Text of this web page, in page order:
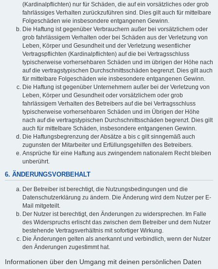
(Kardinalpflichten) nur für Schäden, die auf ein vorsätzliches oder grob
fahrlässiges Verhalten zurückzuführen sind. Dies gilt auch für mittelbare
Folgeschäden wie insbesondere entgangenen Gewinn.
Die Haftung ist gegenüber Verbrauchern außer bei vorsätzlichem oder
grob fahrlässigem Verhalten oder bei Schäden aus der Verletzung von
Leben, Körper und Gesundheit und der Verletzung wesentlicher
Vertragspflichten (Kardinalpflichten) auf die bei Vertragsschluss
typischerweise vorhersehbaren Schäden und im übrigen der Höhe nach
auf die vertragstypischen Durchschnittsschäden begrenzt. Dies gilt auch
für mittelbare Folgeschäden wie insbesondere entgangenen Gewinn.
Die Haftung ist gegenüber Unternehmern außer bei der Verletzung von
Leben, Körper und Gesundheit oder vorsätzlichem oder grob
fahrlässigem Verhalten des Betreibers auf die bei Vertragsschluss
typischerweise vorhersehbaren Schäden und im Übrigen der Höhe
nach auf die vertragstypischen Durchschnittsschäden begrenzt. Dies gilt
auch für mittelbare Schäden, insbesondere entgangenen Gewinn.
Die Haftungsbegrenzung der Absätze a bis c gilt sinngemäß auch
zugunsten der Mitarbeiter und Erfüllungsgehilfen des Betreibers.
Ansprüche für eine Haftung aus zwingendem nationalem Recht bleiben
unberührt.
6. ÄNDERUNGSVORBEHALT
Der Betreiber ist berechtigt, die Nutzungsbedingungen und die
Datenschutzerklärung zu ändern. Die Änderung wird dem Nutzer per E-
Mail mitgeteilt.
Der Nutzer ist berechtigt, den Änderungen zu widersprechen. Im Falle
des Widerspruchs erlischt das zwischen dem Betreiber und dem Nutzer
bestehende Vertragsverhältnis mit sofortiger Wirkung.
Die Änderungen gelten als anerkannt und verbindlich, wenn der Nutzer
den Änderungen zugestimmt hat.
Informationen über den Umgang mit deinen persönlichen Daten